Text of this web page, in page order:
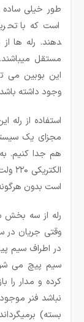
طور خیلی ساده
دهند. رله ها
مستقل
این بوبین می
وجود داشته
استفاده از
مجزای یک
هم جدا کنیم.
است بدون
رله از سه بخش
وقتی جریان
در اطراف سیم
سیم پیچ می
کرده و مدار
نباشد فنر
بسته)